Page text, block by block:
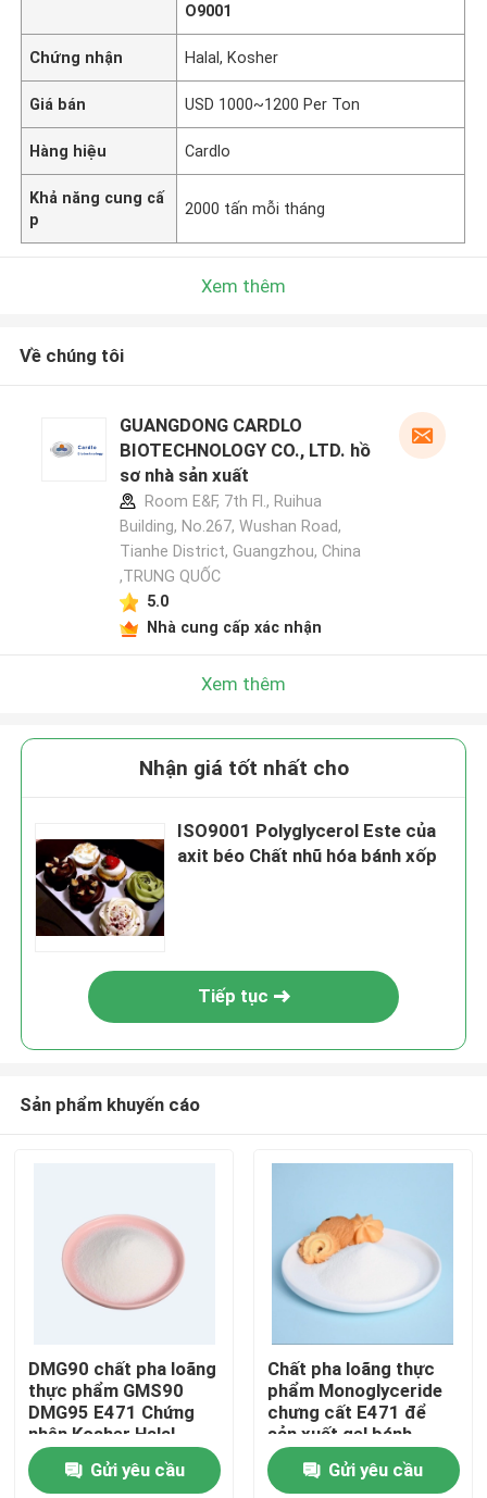
Các sản phẩm
video
O9001
Chứng nhận Halal, Kosher
Giá bán USD 1000~1200 Per Ton
Hàng hiệu Cardlo
Khả năng cung cấ
p
2000 tấn mỗi tháng
Xem thêm
Về chúng tôi
GUANGDONG CARDLO
BIOTECHNOLOGY CO., LTD. hồ
sơ nhà sản xuất
Room E&F, 7th Fl., Ruihua
Building, No.267, Wushan Road,
Tianhe District, Guangzhou, China
,TRUNG QUỐC
5.0
Nhà cung cấp xác nhận
Xem thêm
Nhận giá tốt nhất cho
ISO9001 Polyglycerol Este của
axit béo Chất nhũ hóa bánh xốp
Tiếp tục
Sản phẩm khuyến cáo
DMG90 chất pha loãng
thực phẩm GMS90
DMG95 E471 Chứng
nhận Kosher Halal
Gửi yêu cầu
Chất pha loãng thực
phẩm Monoglyceride
chưng cất E471 để
sản xuất gel bánh
Gửi yêu cầu